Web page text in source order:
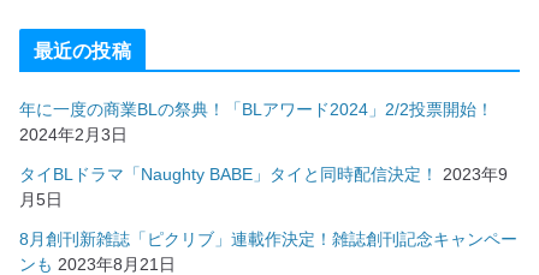
最近の投稿
年に一度の商業BLの祭典！「BLアワード2024」2/2投票開始！
2024年2月3日
タイBLドラマ「Naughty BABE」タイと同時配信決定！
2023年9
月5日
8月創刊新雑誌「ピクリブ」連載作決定！雑誌創刊記念キャンペー
ンも 2023年8月21日